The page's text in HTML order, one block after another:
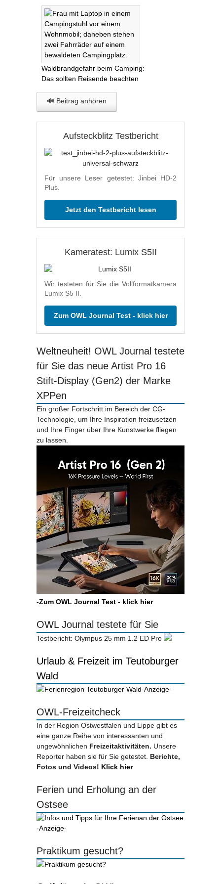
Waldbrandgefahr beim Camping:
Das sollten Reisende beachten
🔊 Beitrag anhören
Aufsteckblitz Testbericht
Für unsere Leser getestet: Jinbei HD-2
Plus.
Jetzt den Testbericht lesen
Kameratest: Lumix S5II
Wir testeten für Sie die Vollformatkamera
Lumix S5 II.
Zum OWL Journal Test - klick hier
Weltneuheit! OWL Journal testete
für Sie das neue Artist Pro 16
Stift-Display (Gen2) der Marke
XPPen
Ein großer Fortschritt im Bereich der CG-
Technologie, um Ihre Inspiration freizusetzen
und Ihre Finger über Ihre Kunstwerke fliegen
zu lassen.
-Zum OWL Journal Test - klick hier
OWL Journal testete für Sie
Testbericht: Olympus 25 mm 1.2 ED Pro
Urlaub & Freizeit im Teutoburger
Wald
-Anzeige-
OWL-Freizeitcheck
In der Region Ostwestfalen und Lippe gibt es
eine ganze Reihe von interessanten und
ungewöhnlichen Freizeitaktivitäten. Unsere
Reporter haben sie für Sie getestet. Berichte,
Fotos und Videos! Klick hier
Ferien und Erholung an der
Ostsee
-Anzeige-
Praktikum gesucht?